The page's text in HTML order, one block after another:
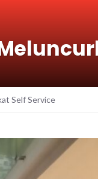
Self Service